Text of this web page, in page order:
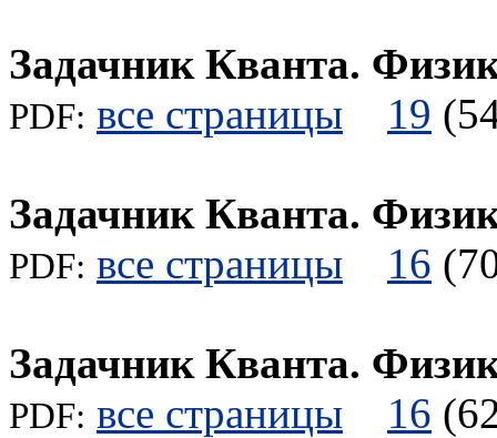
Задачник Кванта.
PDF: все страницы 19
Задачник Кванта.
PDF: все страницы 16
Задачник Кванта.
PDF: все страницы 16